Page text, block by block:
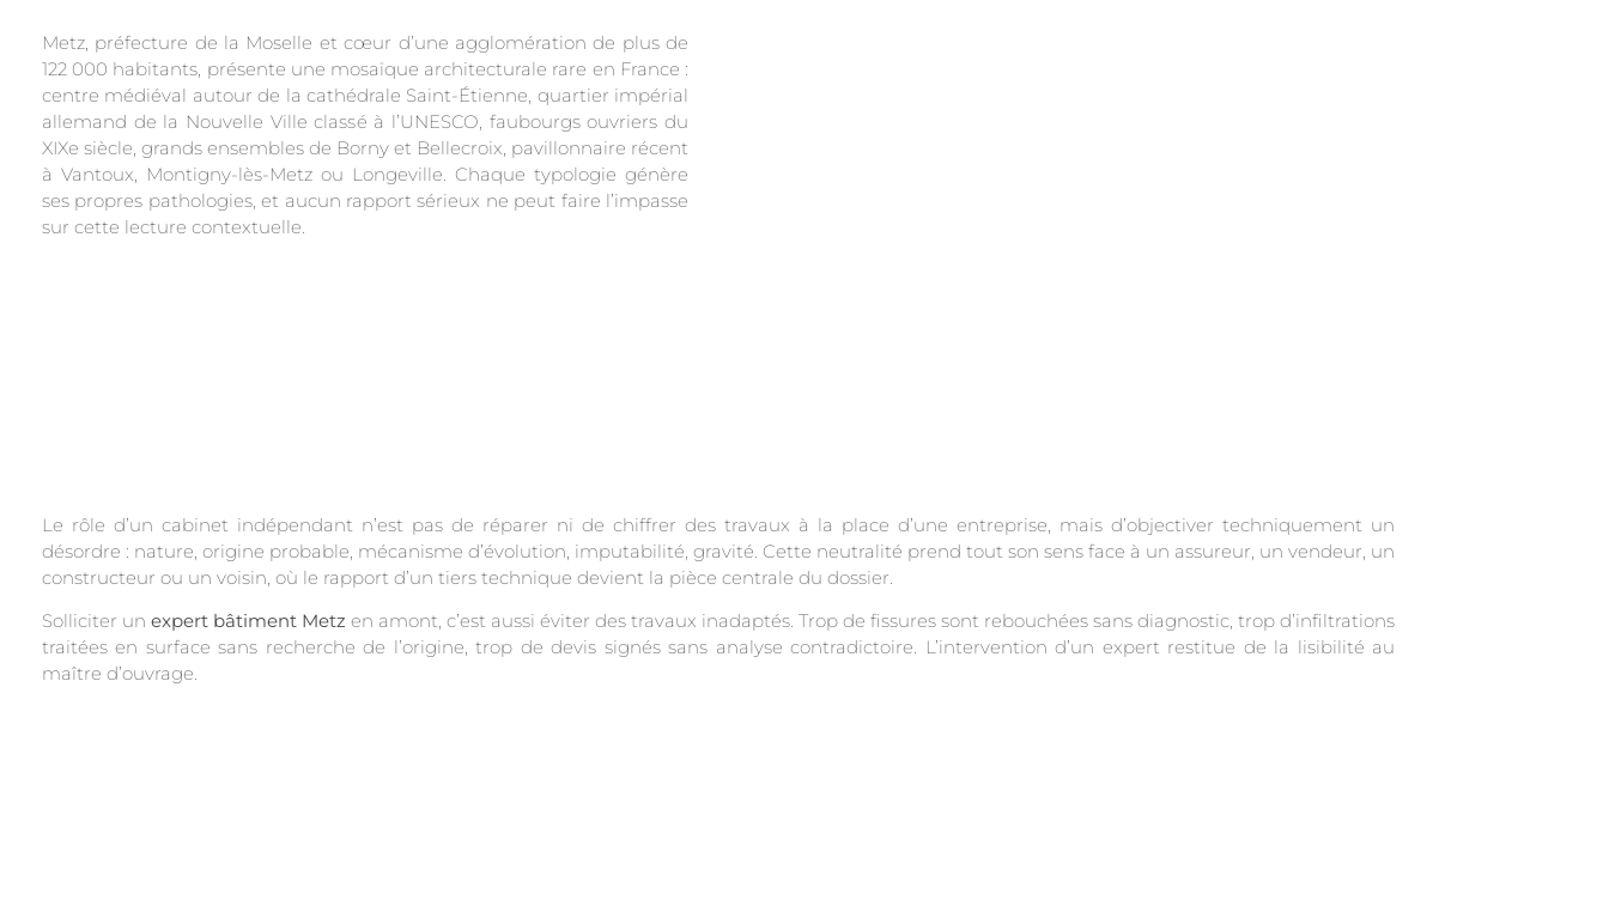
Metz, préfecture de la Moselle et cœur d’une agglomération de plus de
122 000 habitants, présente une mosaïque architecturale rare en France :
centre médiéval autour de la cathédrale Saint-Étienne, quartier impérial
allemand de la Nouvelle Ville classé à l’UNESCO, faubourgs ouvriers du
XIXe siècle, grands ensembles de Borny et Bellecroix, pavillonnaire récent
à Vantoux, Montigny-lès-Metz ou Longeville. Chaque typologie génère
ses propres pathologies, et aucun rapport sérieux ne peut faire l’impasse
sur cette lecture contextuelle.
Le rôle d’un cabinet indépendant n’est pas de réparer ni de chiffrer des travaux à la place d’une entreprise, mais d’objectiver techniquement un
désordre : nature, origine probable, mécanisme d’évolution, imputabilité, gravité. Cette neutralité prend tout son sens face à un assureur, un vendeur, un
constructeur ou un voisin, où le rapport d’un tiers technique devient la pièce centrale du dossier.
Solliciter un expert bâtiment Metz en amont, c’est aussi éviter des travaux inadaptés. Trop de fissures sont rebouchées sans diagnostic, trop d’infiltrations
traitées en surface sans recherche de l’origine, trop de devis signés sans analyse contradictoire. L’intervention d’un expert restitue de la lisibilité au
maître d’ouvrage.